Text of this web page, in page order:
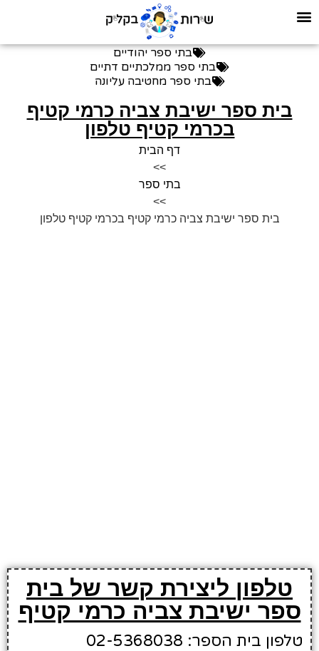
בתי ספר יהודיים
בתי ספר ממלכתיים דתיים
בתי ספר מחטיבה עליונה
בית ספר ישיבת צביה כרמי קטיף
בכרמי קטיף טלפון
דף הבית
>>
בתי ספר
>>
בית ספר ישיבת צביה כרמי קטיף בכרמי קטיף טלפון
טלפון ליצירת קשר של בית
ספר ישיבת צביה כרמי קטיף
טלפון בית הספר: 02-5368038